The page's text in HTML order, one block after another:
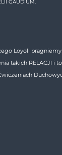
GAUDIUM.
Loyoli pragniemy
takich RELACJI i